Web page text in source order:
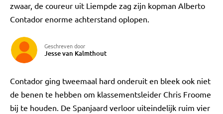
zwaar, de coureur uit Liempde zag zijn kopman Alberto
Contador enorme achterstand oplopen.
Geschreven door
Jesse van Kalmthout
Contador ging tweemaal hard onderuit en bleek ook niet
de benen te hebben om klassementsleider Chris Froome
bij te houden. De Spanjaard verloor uiteindelijk ruim vier